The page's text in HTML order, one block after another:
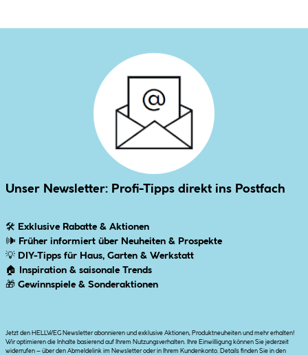
Unser Newsletter: Profi-Tipps direkt ins Postfach
🛠 Exklusive Rabatte & Aktionen
🕪 Früher informiert über Neuheiten & Prospekte
💡 DIY-Tipps für Haus, Garten & Werkstatt
🏠
Inspiration & saisonale Trends
🎁 Gewinnspiele & Sonderaktionen
Jetzt den HELLWEG Newsletter abonnieren und exklusive Aktionen, Produktneuheiten und mehr erhalten!
Wir optimieren die Inhalte basierend auf Ihrem Nutzungsverhalten. Ihre Einwilligung können Sie jederzeit
widerrufen – über den Abmeldelink im Newsletter oder in Ihrem Kundenkonto. Details finden Sie in den